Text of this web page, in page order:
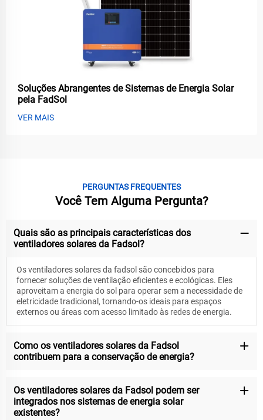
Soluções Abrangentes de Sistemas de Energia Solar
pela FadSol
VER MAIS
PERGUNTAS FREQUENTES
Você Tem Alguma Pergunta?
Quais são as principais características dos
ventiladores solares da Fadsol?
Os ventiladores solares da fadsol são concebidos para
fornecer soluções de ventilação eficientes e ecológicas. Eles
aproveitam a energia do sol para operar sem a necessidade de
eletricidade tradicional, tornando-os ideais para espaços
externos ou áreas com acesso limitado às redes de energia.
Como os ventiladores solares da Fadsol
contribuem para a conservação de energia?
Os ventiladores solares da Fadsol podem ser
integrados nos sistemas de energia solar
existentes?